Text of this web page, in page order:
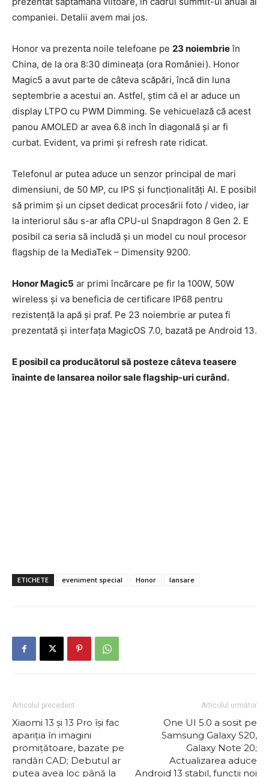
companiei. Detalii avem mai jos.
Honor va prezenta noile telefoane pe 23 noiembrieîn
China, de la ora 8:30 dimineața (ora României). Honor
Magic5 a avut parte de câteva scăpări, încă din luna
septembrie a acestui an. Astfel, știm că el ar aduce un
display LTPO cu PWM Dimming. Se vehicuelază că acest
panou AMOLED ar avea 6.8 inch în diagonală și ar fi
curbat. Evident, va primi și refresh rate ridicat.
Telefonul ar putea aduce un senzor principal de mari
dimensiuni, de 50 MP, cu IPS și funcționalități AI. E posibil
să primim și un cipset dedicat procesării foto / video, iar
la interiorul său s-ar afla CPU-ul Snapdragon 8 Gen 2. E
posibil ca seria să includă și un model cu noul procesor
flagship de la MediaTek – Dimensity 9200.
Honor Magic5 ar primi încărcare pe fir la 100W, 50W
wireless și va beneficia de certificare IP68 pentru
rezistență la apă și praf. Pe 23 noiembrie ar putea fi
prezentată și interfața MagicOS 7.0, bazată pe Android 13.
E posibil ca producătorul să posteze câteva teasere
înainte de lansarea noilor sale flagship-uri curând.
ETICHETE eveniment special Honor lansare
Articolul precedent
Xiaomi 13 și 13 Pro își fac
apariția în imagini
promițătoare, bazate pe
randări CAD; Debutul ar
putea avea loc până la
Articolul următor
One UI 5.0 a sosit pe
Samsung Galaxy S20,
Galaxy Note 20;
Actualizarea aduce
Android 13 stabil, funcții noi